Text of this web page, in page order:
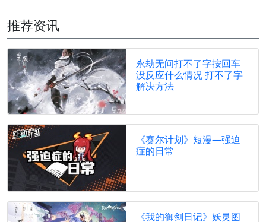
推荐资讯
永劫无间打不了字按回车
没反应什么情况 打不了字
解决方法
《赛尔计划》短漫—强迫
症的日常
《我的御剑日记》妖灵图